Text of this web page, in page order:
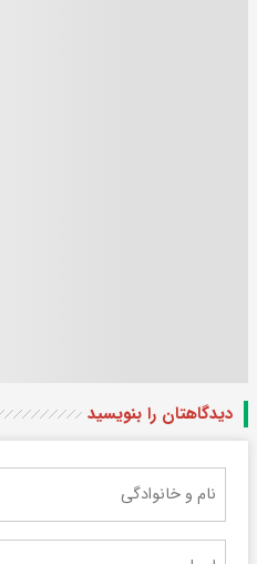
دیدگاهتان را بنویسید